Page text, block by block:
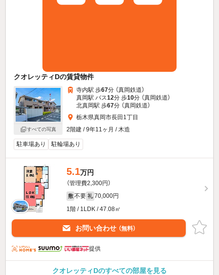
クオレッティDの賃貸物件
すべての写真
寺内駅 歩67分 （真岡鉄道）
真岡駅 バス12分 歩10分 （真岡鉄道）
北真岡駅 歩67分 （真岡鉄道）
栃木県真岡市長田1丁目
2階建 / 9年11ヶ月 / 木造
駐車場あり 駐輪場あり
5.1万円
（管理費2,300円）
敷 不要 礼 70,000円
1階 / 1LDK / 47.08㎡
お問い合わせ （無料）
提供
クオレッティDのすべての部屋を見る